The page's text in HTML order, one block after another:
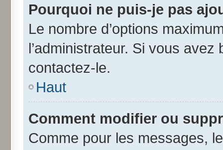
Pourquoi ne puis-je pas
Le nombre d’options
l’administrateur. Si vous avez
contactez-le.
Haut
Comment modifier ou
Comme pour les messages,